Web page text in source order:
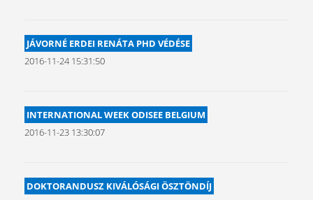
JÁVORNÉ ERDEI RENÁTA PHD VÉDÉSE
2016-11-24 15:31:50
INTERNATIONAL WEEK ODISEE BELGIUM
2016-11-23 13:30:07
DOKTORANDUSZ KIVÁLÓSÁGI ÖSZTÖNDÍJ